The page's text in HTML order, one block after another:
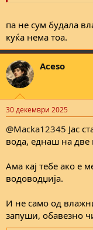
па не сум будала
куќа нема тоа.
Aceso
30 декември 2025
@Macka12345 Јас
вода, еднаш на две
Ама кај тебе ако е
водоводџија.
И не само од
запуши, обавезно